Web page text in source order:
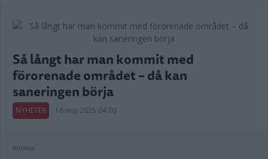
Så långt har man kommit med
förorenade området – då kan
saneringen börja
NYHETER 16 maj 2025 04.00
Annons: